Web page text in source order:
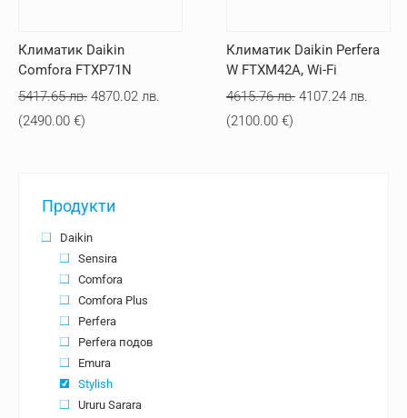
Климатик Daikin
Comfora FTXP71N
5417.65лв. Original
4870.02 лв.
(2490.00 €)
Климатик Daikin Perfera
W FTXM42A, Wi-Fi
4615.76лв. Original
4107.24 лв.
(2100.00 €)
Продукти
Daikin
Sensira
Comfora
Comfora Plus
Perfera
Perfera подов
Emura
Stylish
Ururu Sarara